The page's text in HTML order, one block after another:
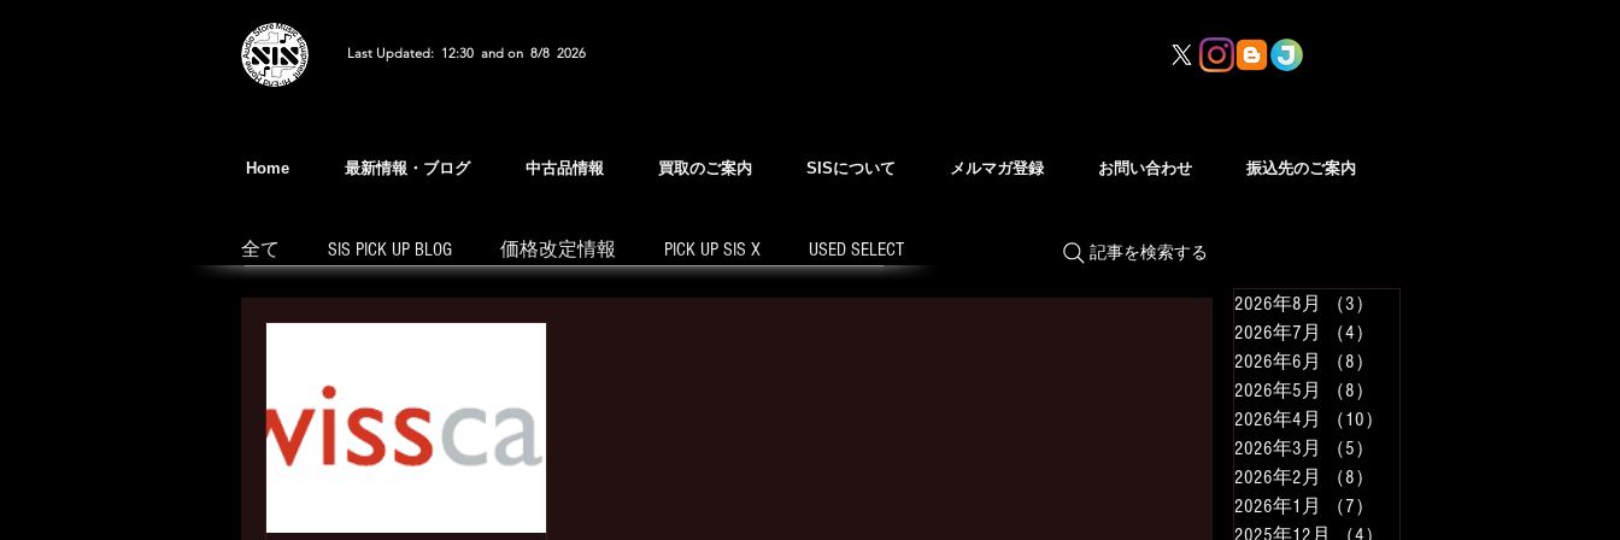
Last Updated: 12:30 and on 8/8 2026
Home 最新情報・ブログ 中古品情報 買取のご案内 SISについて メルマガ登録 お問い合わせ 振込先のご案内
全て SIS PICK UP BLOG 価格改定情報 PICK UP SIS X USED SELECT 記事を検索する
2026年8月 （3）
2026年7月
（4）
2026年6月
（8）
2026年5月
（8）
2026年4月
（10）
2026年3月
（5）
2026年2月
（8）
2026年1月
（7）
2025年12月
（4）